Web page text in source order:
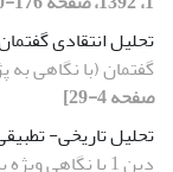
تحلیل انتقادی
گفتمان (با نگاهی
صفحه 4-29]
تحلیل تاریخی-
دین 1 با نگاهی ویژه به تحلیل تاریخی- تطبیقی